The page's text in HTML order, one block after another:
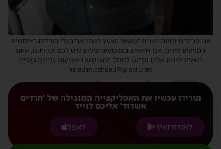
אנו מכבדים זכויות יוצרים ועושים מאמץ לאתר את בעלי הזכויות בצילומים
המגיעים לידינו. אם זיהיתים בפרסומינו צילום שיש לכם זכויות בו, אתם
רשאים לפנות אלינו ולבקש לחדול מהשימוש באמצעות כתובת המייל:
haredim.ashdod@gmail.com
הורידו עכשיו את האפליקצייה המובילה של 'חרדים
אשדוד' אליכם לנייד
לאנדורואיד
לאפל